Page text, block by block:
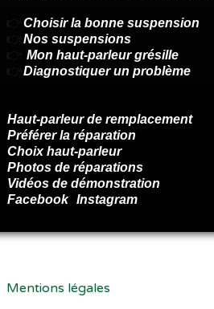
👉 Choisir la bonne suspension
👉 Nos suspensions
👉 Mon haut-parleur grésille
👉 Diagnostiquer un problème
Haut-parleur de remplacement
Préférer la réparation
Choix haut-parleur
Photos de réparations
Vidéos de démonstration
Facebook Instagram
Mentions légales